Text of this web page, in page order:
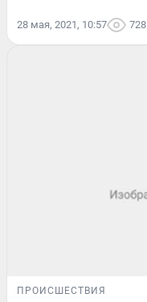
28 мая, 2021, 10:57 728
ПРОИСШЕСТВИЯ